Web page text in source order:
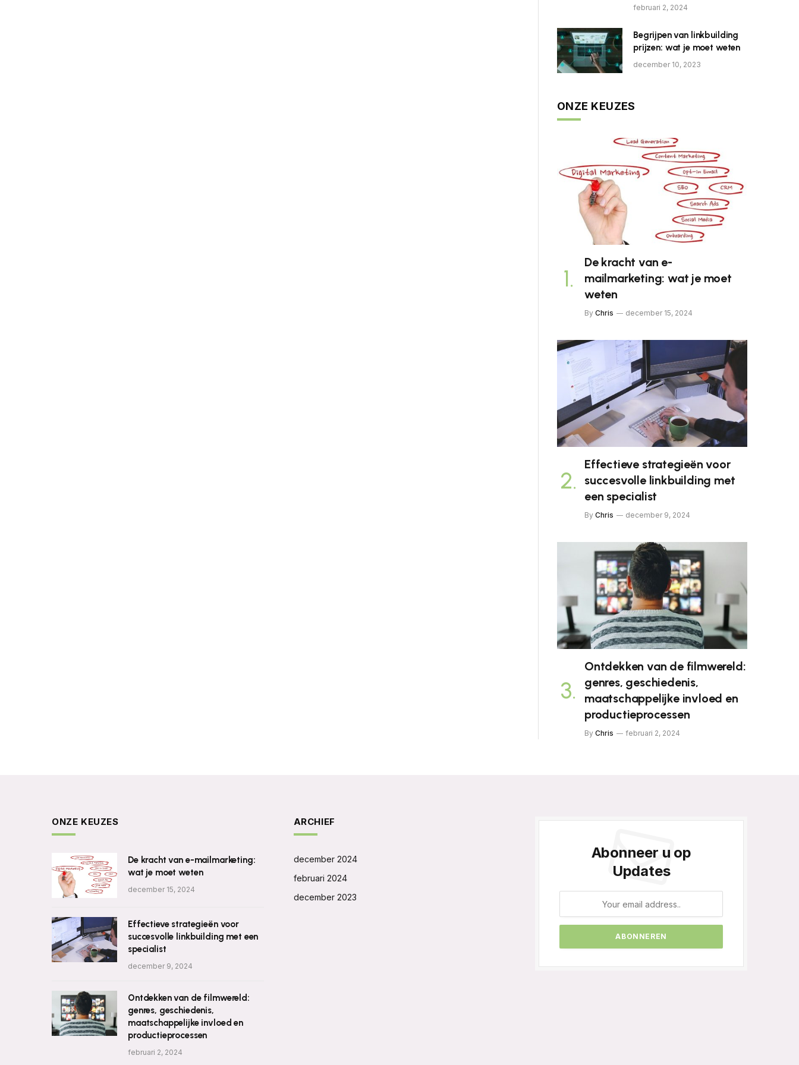
februari 2, 2024
Begrijpen van linkbuilding
prijzen: wat je moet weten
december 10, 2023
ONZE KEUZES
De kracht van e-
mailmarketing: wat je moet
weten
By Chris december 15, 2024
Effectieve strategieën voor
succesvolle linkbuilding met
een specialist
By Chris december 9, 2024
Ontdekken van de filmwereld:
genres, geschiedenis,
maatschappelijke invloed en
productieprocessen
By Chris februari 2, 2024
ONZE KEUZES
De kracht van e-mailmarketing:
wat je moet weten
december 15, 2024
Effectieve strategieën voor
succesvolle linkbuilding met een
specialist
december 9, 2024
Ontdekken van de filmwereld:
genres, geschiedenis,
maatschappelijke invloed en
productieprocessen
februari 2, 2024
ARCHIEF
december 2024
februari 2024
december 2023
Abonneer u op
Updates